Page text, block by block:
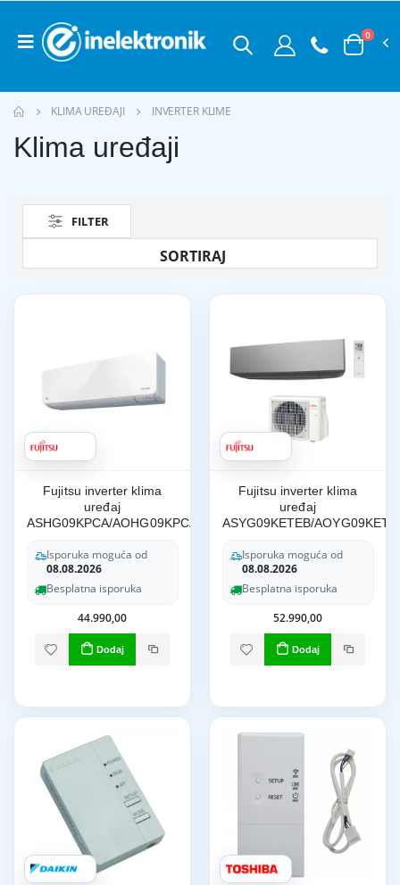
0
KLIMA UREĐAJI INVERTER KLIME
Klima uređaji
FILTER
Fujitsu inverter klima
uređaj
ASHG09KPCA/AOHG09KPCA
Isporuka moguća od
08.08.2026
Besplatna isporuka
44.990,00
Dodaj
Fujitsu inverter klima
uređaj
ASYG09KETEB/AOYG09KETA
Isporuka moguća od
08.08.2026
Besplatna isporuka
52.990,00
Dodaj